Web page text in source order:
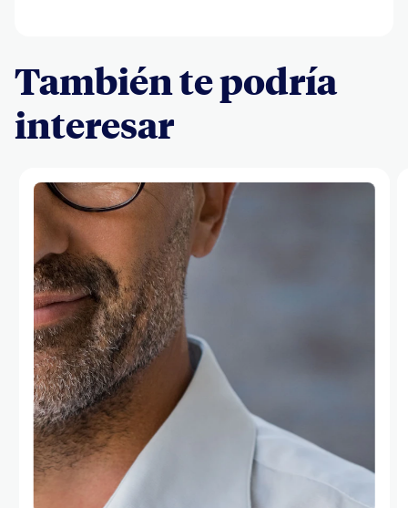
También te podría
interesar